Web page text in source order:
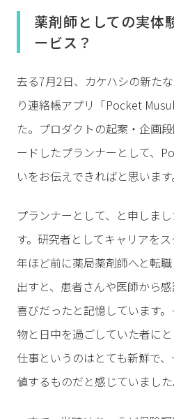
薬剤師としての実体
ービス？
去る7月2日、カケハシの新た
り連絡帳アプリ「Pocket
た。プロダクトの起案・企画
ードしたプランナーとして、
いをお伝えできればと思います
プランナーとして、と申しま
す。研究者としてキャリアを
年ほど前に薬局薬剤師へと転
出すと、患者さんや医師から
喜びだったと記憶しています
物と日中を過ごしていた者に
仕事というのはとても新鮮で
値するものだと感じていました